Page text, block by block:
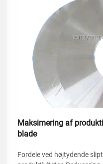
Maksimering af
blade
Fordele ved højtydende